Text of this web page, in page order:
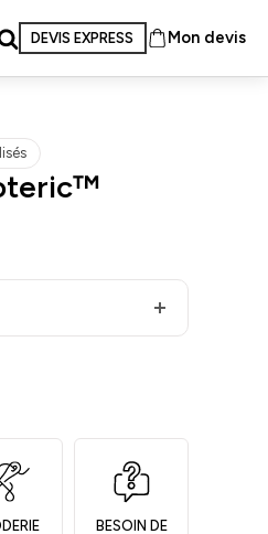
DEVIS EXPRESS Mon devis
BESOIN DE